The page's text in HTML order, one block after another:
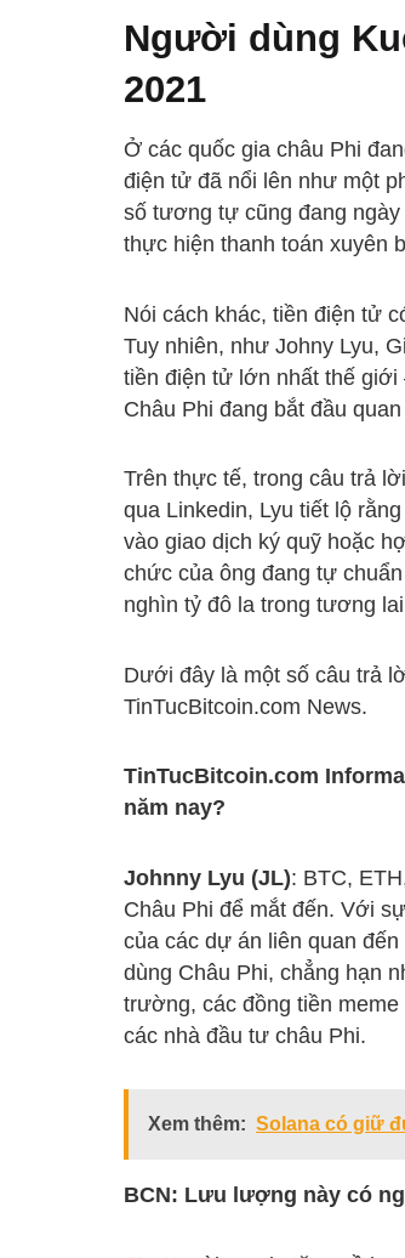
Người dùng
2021
Ở các quốc gia châu Phi
điện tử đã nổi lên như một
số tương tự cũng đang
thực hiện thanh toán xuyên
Nói cách khác, tiền điện tử
Tuy nhiên, như Johny Lyu,
tiền điện tử lớn nhất thế
Châu Phi đang bắt đầu
Trên thực tế, trong câu trả
qua Linkedin, Lyu tiết lộ
vào giao dịch ký quỹ hoặc
chức của ông đang tự
nghìn tỷ đô la trong tương
Dưới đây là một số câu trả
TinTucBitcoin.com News.
TinTucBitcoin.com
năm nay?
Johnny Lyu (JL): BTC,
Châu Phi để mắt đến. Với
của các dự án liên quan
dùng Châu Phi, chẳng hạn
trường, các đồng tiền
các nhà đầu tư châu Phi.
Xem thêm: Solana có giữ
BCN: Lưu lượng này có